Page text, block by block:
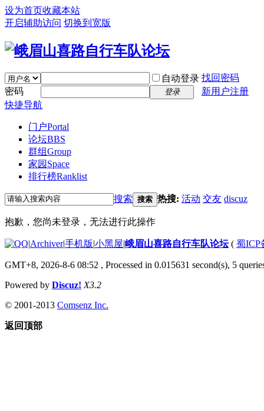
设为首页收藏本站
开启辅助访问 切换到宽版
自动登录 找回密码
密码
登录
新用户注册
快捷导航
门户Portal
论坛BBS
群组Group
家园 Space
排行榜Ranklist
搜索 搜索 热搜: 活动 交友 discuz
抱歉，您尚未登录，无法进行此操作
|Archiver|手机版|小黑屋|峨眉山喜路自行车队论坛( 蜀ICP
GMT+8, 2026-8-6 08:52 , Processed in 0.015631 second(s), 5
Powered by Discuz! X3.2
© 2001-2013 Comsenz Inc.
返回顶部